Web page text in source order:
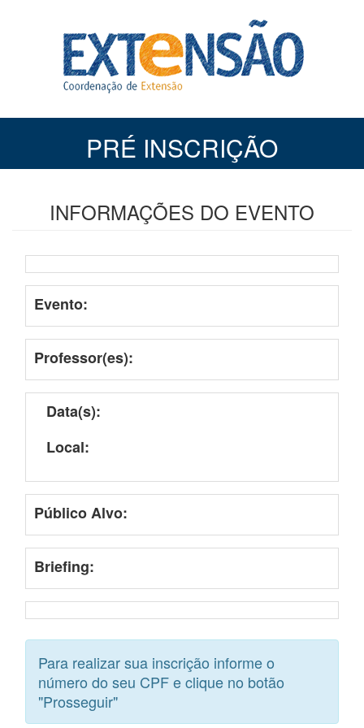
PRÉ INSCRIÇÃO
INFORMAÇÕES DO EVENTO
Evento:
Professor(es):
Data(s):
Local:
Público Alvo:
Briefing:
Para realizar sua inscrição informe o
número do seu CPF e clique no botão
"Prosseguir"